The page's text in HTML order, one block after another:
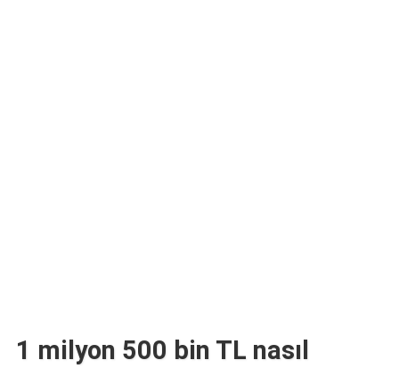
1 milyon 500 bin TL nasıl